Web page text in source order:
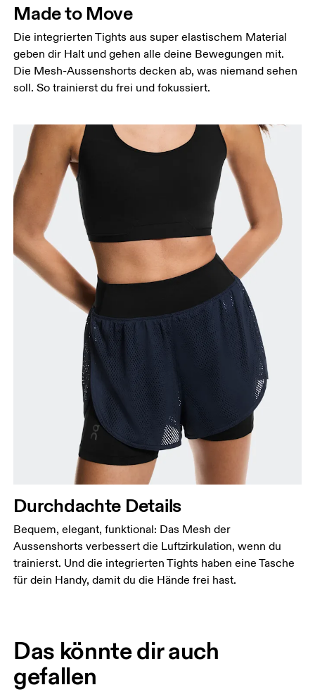
Made to Move
Die integrierten Tights aus super elastischem Material
geben dir Halt und gehen alle deine Bewegungen mit.
Die Mesh-Aussenshorts decken ab, was niemand sehen
soll. So trainierst du frei und fokussiert.
Durchdachte Details
Bequem, elegant, funktional: Das Mesh der
Aussenshorts verbessert die Luftzirkulation, wenn du
trainierst. Und die integrierten Tights haben eine Tasche
für dein Handy, damit du die Hände frei hast.
Das könnte dir auch
gefallen